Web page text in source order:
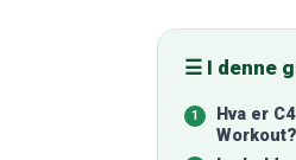
☰ I denne
Hva er
Workout?